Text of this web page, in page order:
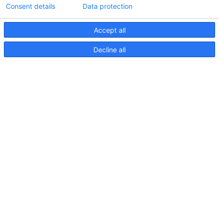
31 mars 2026
Accept all
Decline all
Consent details Data protection